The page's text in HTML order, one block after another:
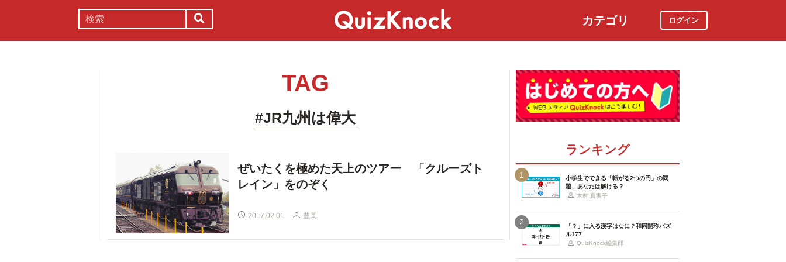
カテゴリ ログイン
TAG
#JR九州は偉大
ぜいたくを極めた天上のツアー 「クルーズト
レイン」をのぞく
2017.02.01 豊岡
ランキング
1
小学生でできる「転がる2つの円」の問
題、あなたは解ける？
木村 真実子
2
「？」に入る漢字はなに？和同開珎パズ
ル177
QuizKnock編集部